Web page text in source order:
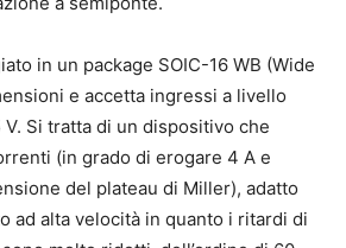
in un package SOIC-16 WB (Wide
e accetta ingressi a livello
Si tratta di un dispositivo che
(in grado di erogare 4 A e
del plateau di Miller), adatto
ad alta velocità in quanto i ritardi di